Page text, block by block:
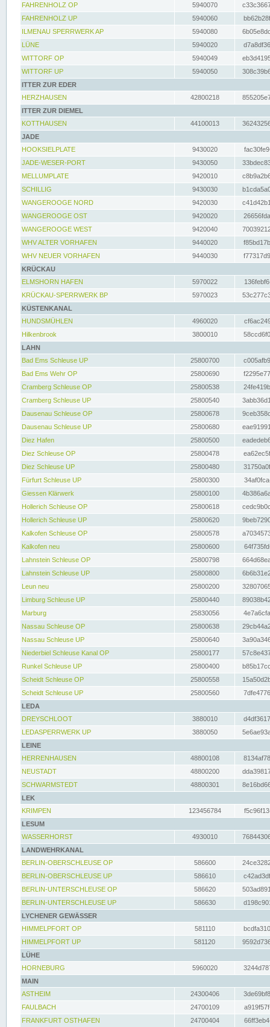
FAHRENHOLZ OP
5940070
FAHRENHOLZ UP
5940060
ILMENAU SPERRWERK AP
5940080
LÜNE
5940020
WITTORF OP
5940049
WITTORF UP
5940050
ITTER ZUR EDER
HERZHAUSEN
42800218
ITTER ZUR DIEMEL
KOTTHAUSEN
44100013
JADE
HOOKSIELPLATE
9430020
JADE-WESER-PORT
9430050
MELLUMPLATE
9420010
SCHILLIG
9430030
WANGEROOGE NORD
9420030
WANGEROOGE OST
9420020
WANGEROOGE WEST
9420040
WHV ALTER VORHAFEN
9440020
WHV NEUER VORHAFEN
9440030
KRÜCKAU
ELMSHORN HAFEN
5970022
KRÜCKAU-SPERRWERK BP
5970023
KÜSTENKANAL
HUNDSMÜHLEN
4960020
Hilkenbrook
3800010
LAHN
Bad Ems Schleuse UP
25800700
Bad Ems Wehr OP
25800690
Cramberg Schleuse OP
25800538
Cramberg Schleuse UP
25800540
Dausenau Schleuse OP
25800678
Dausenau Schleuse UP
25800680
Diez Hafen
25800500
Diez Schleuse OP
25800478
Diez Schleuse UP
25800480
Fürfurt Schleuse UP
25800300
Giessen Klärwerk
25800100
Hollerich Schleuse OP
25800618
Hollerich Schleuse UP
25800620
Kalkofen Schleuse OP
25800578
Kalkofen neu
25800600
Lahnstein Schleuse OP
25800798
Lahnstein Schleuse UP
25800800
Leun neu
25800200
Limburg Schleuse UP
25800440
Marburg
25830056
Nassau Schleuse OP
25800638
Nassau Schleuse UP
25800640
Niederbiel Schleuse Kanal OP
25800177
Runkel Schleuse UP
25800400
Scheidt Schleuse OP
25800558
Scheidt Schleuse UP
25800560
LEDA
DREYSCHLOOT
3880010
LEDASPERRWERK UP
3880050
LEINE
HERRENHAUSEN
48800108
NEUSTADT
48800200
SCHWARMSTEDT
48800301
LEK
KRIMPEN
123456784
LESUM
WASSERHORST
4930010
LANDWEHRKANAL
BERLIN-OBERSCHLEUSE OP
586600
BERLIN-OBERSCHLEUSE UP
586610
BERLIN-UNTERSCHLEUSE OP
586620
BERLIN-UNTERSCHLEUSE UP
586630
LYCHENER GEWÄSSER
HIMMELPFORT OP
581110
HIMMELPFORT UP
581120
LÜHE
HORNEBURG
5960020
MAIN
ASTHEIM
24300406
FAULBACH
24700109
FRANKFURT OSTHAFEN
24700404